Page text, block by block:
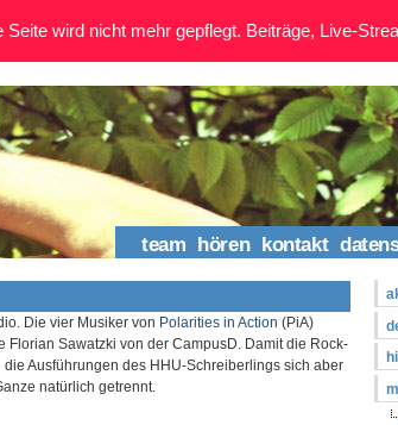
team hören kontakt
Die vier Musiker von Polarities in Action (PiA)
Sawatzki von der CampusD. Damit die Rock-
Ausführungen des HHU-Schreiberlings sich aber
natürlich getrennt.
Seite wird nicht mehr gepflegt. Beiträge, Live-